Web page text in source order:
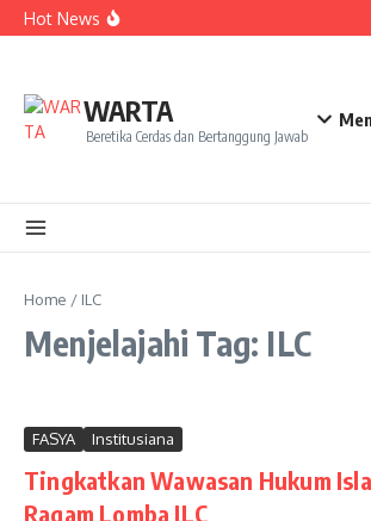
Lewati ke konten
Hot News
ke NCC 4 Bali
Sukseskan Kerja Bakti di Anjungan
WARTA
Beretika Cerdas dan Bertanggung Jawab
Home / ILC
Menjelajahi Tag: ILC
FASYA Institusiana
Tingkatkan Wawasan Hukum
Ragam Lomba ILC